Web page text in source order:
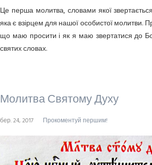
Це перша молитва, словами якої
яка є взірцем для нашої особистої
що маю просити і як я маю звертатися до
святих словах.
Молитва Святому Духу
бер. 24, 2017 Прокоментуй першим!